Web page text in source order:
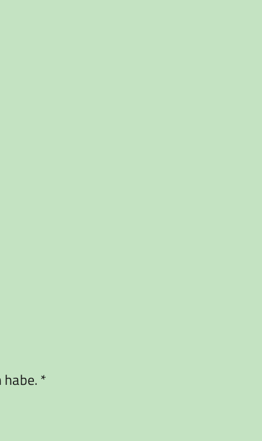
*